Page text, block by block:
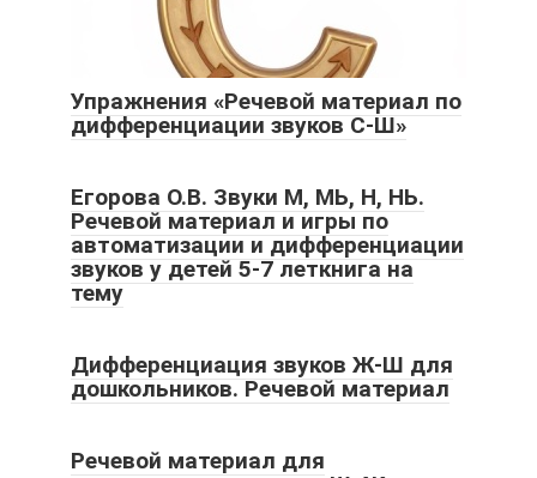
Упражнения «Речевой материал по
дифференциации звуков С-Ш»
Егорова О.В. Звуки М, МЬ, Н, НЬ.
Речевой материал и игры по
автоматизации и дифференциации
звуков у детей 5-7 леткнига на
тему
Дифференциация звуков Ж-Ш для
дошкольников. Речевой материал
Речевой материал для